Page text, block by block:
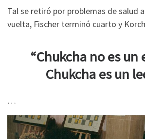
Tal se retiró por problemas de salud
vuelta, Fischer terminó cuarto y
“Chukcha no es un
Chukcha es un
…